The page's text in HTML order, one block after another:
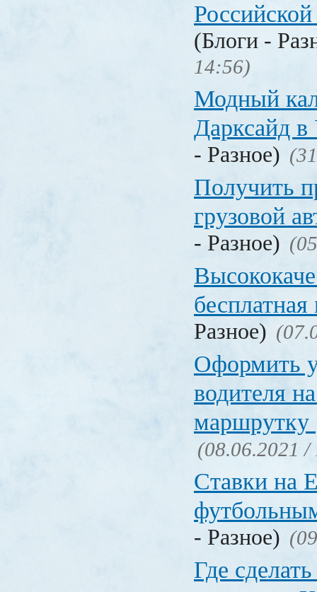
(Блоги -
14:56)
Модный
Дарксайд в
- Разное)
Получить
грузовой
- Разное)
Разное)
Оформить
водителя
маршрутку
(08.06.2021 /
Ставки на
- Разное)
Где